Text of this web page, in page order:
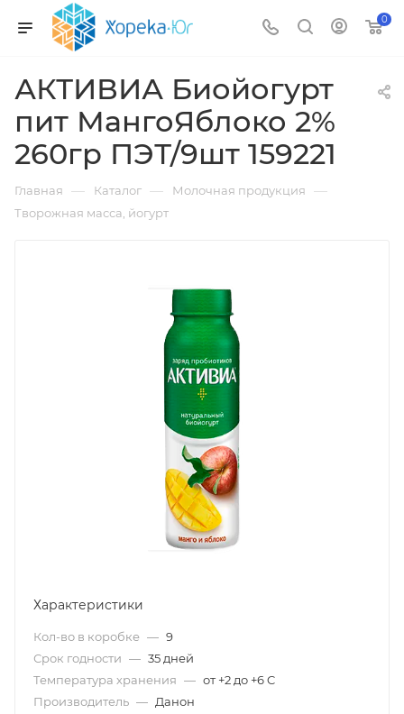
0
АКТИВИА Биойогурт
пит МангоЯблоко 2%
260гр ПЭТ/9шт 159221
Главная — Каталог — Молочная продукция —
Творожная масса, йогурт
Характеристики
Кол-во в коробке — 9
Срок годности — 35 дней
Температура хранения — от +2 до +6 C
Производитель — Данон